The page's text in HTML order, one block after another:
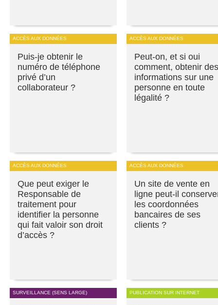
ACCÈS AUX DONNÉES
Puis-je obtenir le
numéro de téléphone
privé d’un
collaborateur ?
ACCÈS AUX DONNÉES
Peut-on, et si oui
comment, obtenir des
informations sur une
personne en toute
légalité ?
ACCÈS AUX DONNÉES
Que peut exiger le
Responsable de
traitement pour
identifier la personne
qui fait valoir son droit
d’accès ?
ACCÈS AUX DONNÉES
Un site de vente en
ligne peut-il
les coordonnées
bancaires de ses
clients ?
SURVEILLANCE (SENS LARGE) PUBLICATION SUR INTERNET